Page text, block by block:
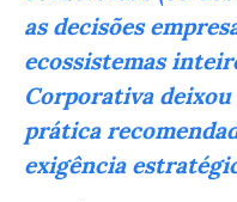
as decisões
ecossistemas
Corporativa deixou
prática
exigência